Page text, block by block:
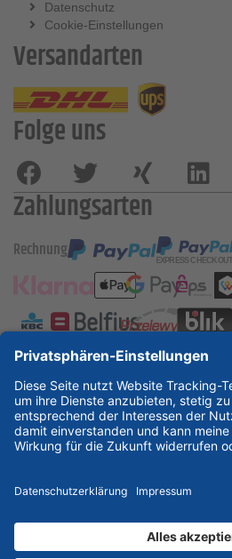
Datenschutz
Cookie-Einstellungen
Versandarten
Folge uns
Zahlungsarten
Rechnung
ESSKA International
new new